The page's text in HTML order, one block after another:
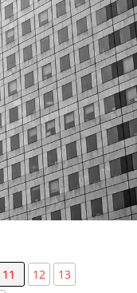
11 12
13